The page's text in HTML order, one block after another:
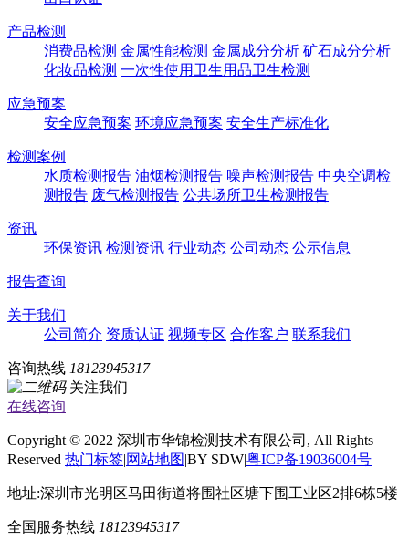
产品检测
消费品检测 金属性能检测 金属成分分析 矿石成分分析
化妆品检测 一次性使用卫生用品卫生检测
应急预案
安全应急预案 环境应急预案 安全生产标准化
检测案例
水质检测报告 油烟检测报告 噪声检测报告 中央空调检
测报告 废气检测报告 公共场所卫生检测报告
资讯
环保资讯 检测资讯 行业动态 公司动态 公示信息
报告查询
关于我们
公司简介 资质认证 视频专区 合作客户 联系我们
咨询热线 18123945317
关注我们
在线咨询
Copyright © 2022 深圳市华锦检测技术有限公司, All Rights
Reserved 热门标签|网站地图|BY SDW|粤ICP备19036004号
地址:深圳市光明区马田街道将围社区塘下围工业区2排6栋5楼
全国服务热线 18123945317